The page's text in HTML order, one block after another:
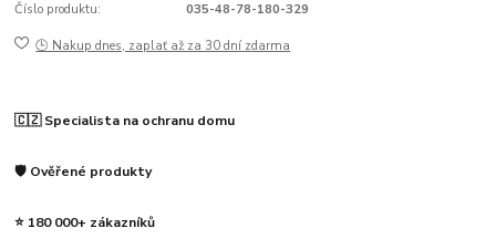
Číslo produktu: 035-48-78-180-329
🕒 Nakup dnes, zaplať až za 30 dní zdarma
🇨🇿 Specialista na ochranu domu
🛡️ Ověřené produkty
⭐ 180 000+ zákazníků